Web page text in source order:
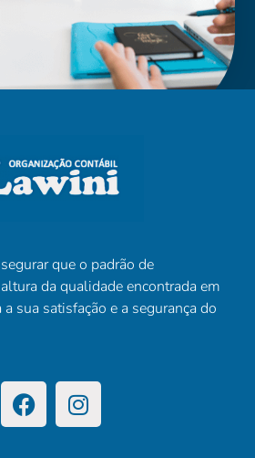
que o padrão de
da qualidade encontrada em
sua satisfação e a segurança do